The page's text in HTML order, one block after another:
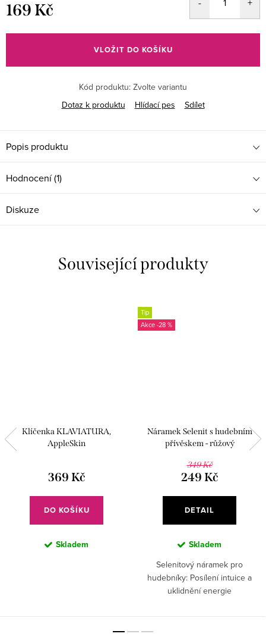
169 Kč
cena:
VLOŽIT DO KOŠÍKU
Kód produktu: Zvolte variantu
Dotaz k produktu
Hlídací pes Sdílet
Popis produktu
Hodnocení (1)
Diskuze
Související produkty
Klíčenka KLAVIATURA,
AppleSkin
369 Kč
DO KOŠÍKU
Skladem
Tip
-28 %
Náramek Selenit s hudebním
přívěskem - růžový
349 Kč
249 Kč
DETAIL
Skladem
Selenitový náramek pro
hudebníky: Posílení intuice a
uklidnění energie